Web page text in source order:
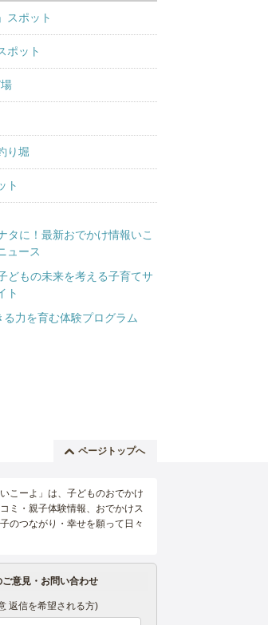
スポット
ポット
り堀
ト
ページトップへ
こーよ」は、子どものおでかけ
ミ・親子体験情報、おでかけス
のつながり・幸せを願って日々
意見・お問い合わせ
返信を希望される方)